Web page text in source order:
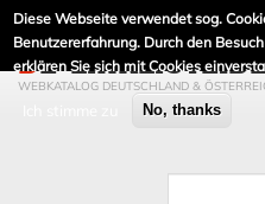
Diese Webseite verwendet sog.
Benutzererfahrung. Durch den
erklären Sie sich mit Cookies
No, thanks
DE-
WEBKATALOG DEUTSCHLAND &